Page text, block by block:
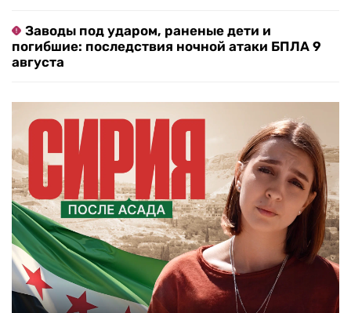
Заводы под ударом, раненые дети и
погибшие: последствия ночной атаки БПЛА 9
августа